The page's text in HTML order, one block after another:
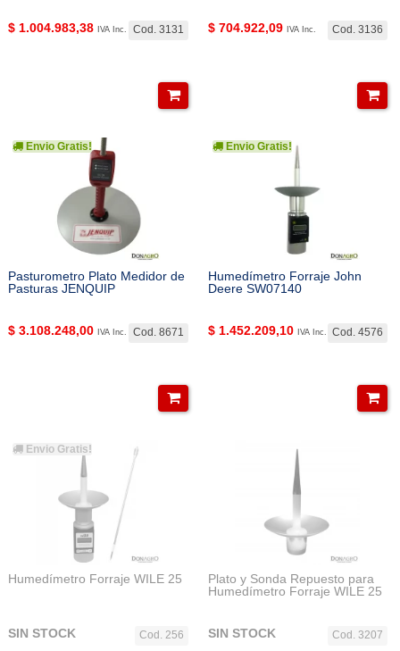
Cod. 3131
$ 1.004.983,38 IVA Inc. Cod. 3136
$ 704.922,09 IVA Inc.
Envio Gratis!
Pasturometro Plato Medidor de
Pasturas JENQUIP
Cod. 8671
$ 3.108.248,00 IVA Inc.
Envio Gratis!
Humedímetro Forraje John
Deere SW07140
Cod. 4576
$ 1.452.209,10 IVA Inc.
Envio Gratis!
Humedímetro Forraje WILE 25
Cod. 256
SIN STOCK
Plato y Sonda Repuesto para
Humedímetro Forraje WILE 25
Cod. 3207
SIN STOCK